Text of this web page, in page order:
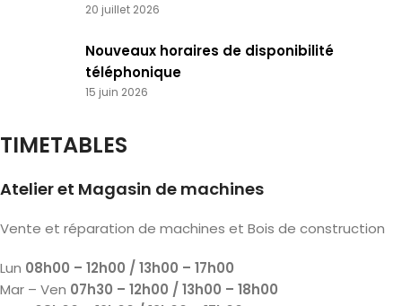
20 juillet 2026
Nouveaux horaires de disponibilité
téléphonique
15 juin 2026
TIMETABLES
Atelier et Magasin de machines
Vente et réparation de machines et Bois de construction
Lun 08h00 – 12h00 / 13h00 – 17h00
Mar – Ven 07h30 – 12h00 / 13h00 – 18h00